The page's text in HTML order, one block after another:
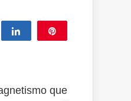
Share
que